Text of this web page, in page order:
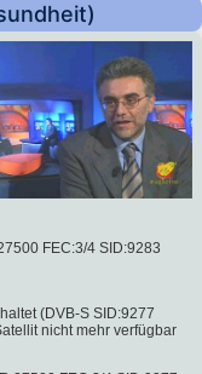
FEC:3/4 SID:9283
(DVB-S SID:9277
nicht mehr verfügbar